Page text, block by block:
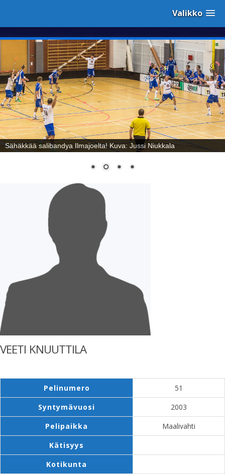
Valikko
Sähäkkää salibandya Ilmajoelta! Kuva: Jussi Niukkala
VEETI KNUUTTILA
Pelinumero
51
Syntymävuosi
2003
Pelipaikka
Maalivahti
Kätisyys
Kotikunta